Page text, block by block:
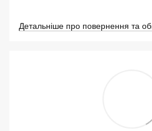
Детальніше про повернення та